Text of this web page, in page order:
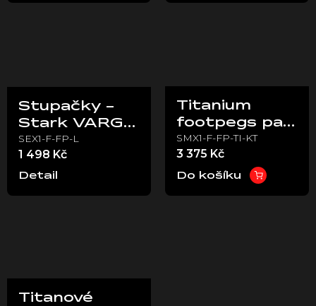
Stupačky -
Stark VARG
EX
SEX1-F-FP-L
1 498 Kč
Detail
Titanium
footpegs pair
(For off-road
use only)
SMX1-F-FP-TI-KT
3 375 Kč
Do košíku
Titanové